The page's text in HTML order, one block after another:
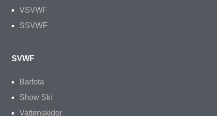
VSVWF
SSVWF
SVWF
Barfota
Show Ski
Vattenskidor